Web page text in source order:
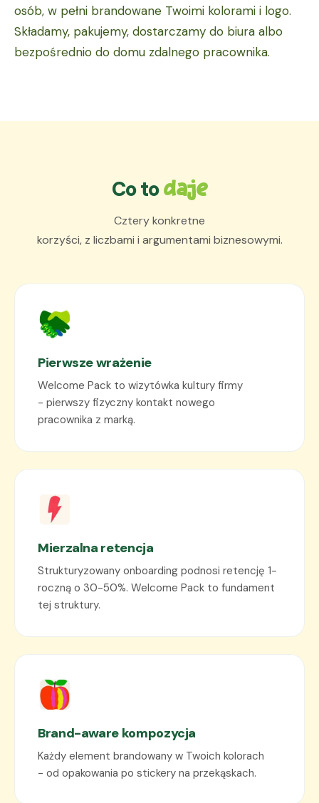
osób, w pełni brandowane Twoimi kolorami i logo.
Składamy, pakujemy, dostarczamy do biura albo
bezpośrednio do domu zdalnego pracownika.
Co todaje
Cztery konkretne
korzyści, z liczbami i argumentami biznesowymi.
Pierwsze wrażenie
Welcome Pack to wizytówka kultury firmy
- pierwszy fizyczny kontakt nowego
pracownika z marką.
Mierzalna retencja
Strukturyzowany onboarding podnosi retencję 1-
roczną o 30-50%. Welcome Pack to fundament
tej struktury.
Brand-aware kompozycja
Każdy element brandowany w Twoich kolorach
- od opakowania po stickery na przekąskach.